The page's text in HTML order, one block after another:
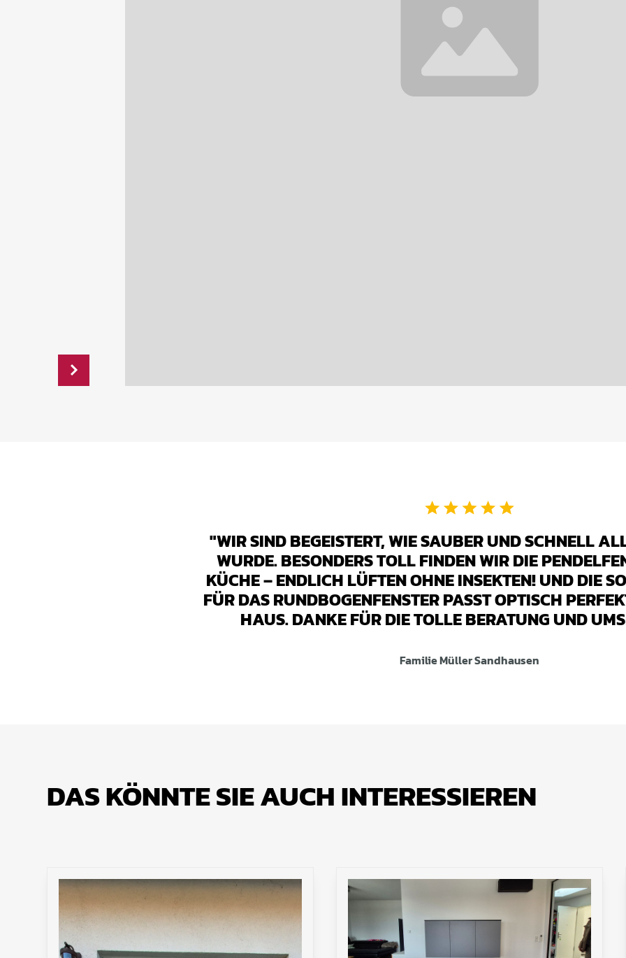
"WIR SIND BEGEISTERT, WIE SAUBER UND SCHNELL
WURDE. BESONDERS TOLL FINDEN WIR DIE
KÜCHE – ENDLICH LÜFTEN OHNE INSEKTEN! UND DIE
FÜR DAS RUNDBOGENFENSTER PASST OPTISCH
HAUS. DANKE FÜR DIE TOLLE BERATUNG UND
Familie Müller Sandhausen
DAS KÖNNTE SIE AUCH INTERESSIEREN